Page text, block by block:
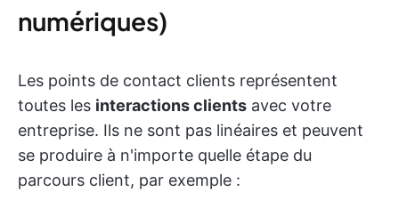
numériques)
Les points de contact clients représentent
toutes les interactions clients avec votre
entreprise. Ils ne sont pas linéaires et peuvent
se produire à n'importe quelle étape du
parcours client, par exemple :